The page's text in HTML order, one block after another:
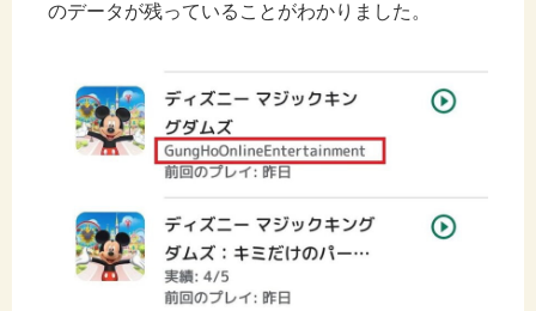
のデータが残っていることがわかりました。